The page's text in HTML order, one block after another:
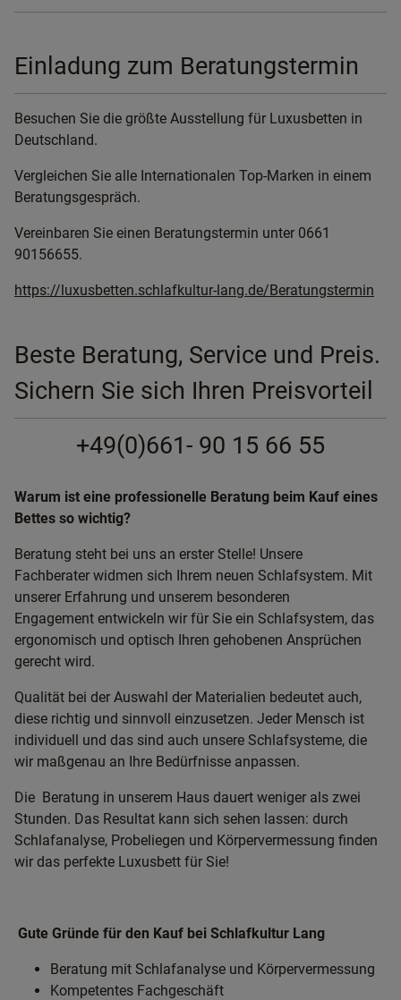
Einladung zum Beratungstermin
Besuchen Sie die größte Ausstellung für Luxusbetten in
Deutschland.
Vergleichen Sie alle Internationalen Top-Marken in einem
Beratungsgespräch.
Vereinbaren Sie einen Beratungstermin unter 0661
90156655.
https://luxusbetten.schlafkultur-lang.de/Beratungstermin
Beste Beratung, Service und Preis.
Sichern Sie sich Ihren Preisvorteil
+49(0)661- 90 15 66 55
Warum ist eine professionelle Beratung beim Kauf eines
Bettes so wichtig?
Beratung steht bei uns an erster Stelle! Unsere
Fachberater widmen sich Ihrem neuen Schlafsystem. Mit
unserer Erfahrung und unserem besonderen
Engagement entwickeln wir für Sie ein Schlafsystem, das
ergonomisch und optisch Ihren gehobenen Ansprüchen
gerecht wird.
Qualität bei der Auswahl der Materialien bedeutet auch,
diese richtig und sinnvoll einzusetzen. Jeder Mensch ist
individuell und das sind auch unsere Schlafsysteme, die
wir maßgenau an Ihre Bedürfnisse anpassen.
Die Beratung in unserem Haus dauert weniger als zwei
Stunden. Das Resultat kann sich sehen lassen: durch
Schlafanalyse, Probeliegen und Körpervermessung finden
wir das perfekte Luxusbett für Sie!
Gute Gründe für den Kauf bei Schlafkultur Lang
Beratung mit Schlafanalyse und Körpervermessung
Kompetentes Fachgeschäft